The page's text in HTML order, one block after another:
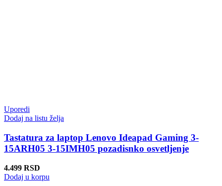
Uporedi
Dodaj na listu želja
Tastatura za laptop Lenovo Ideapad Gaming 3-
15ARH05 3-15IMH05 pozadisnko osvetljenje
4.499 RSD
Dodaj u korpu